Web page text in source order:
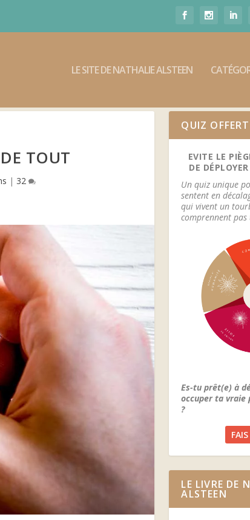
LE SITE DE NATHALIE ALSTEEN
TOUT
| 32
QUIZ OFFERT
EVITE LE
DE
Un quiz unique
sentent en
qui vivent un
comprennent
Es-tu prêt(e) à
occuper ta vraie
?
LE LIVRE DE
ALSTEEN